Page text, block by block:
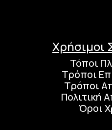
Χρήσιμοι
Τόποι
Τρόποι
Τρόποι
Πολιτική
Όροι